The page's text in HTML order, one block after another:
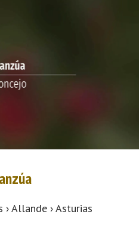
› Allande › Asturias